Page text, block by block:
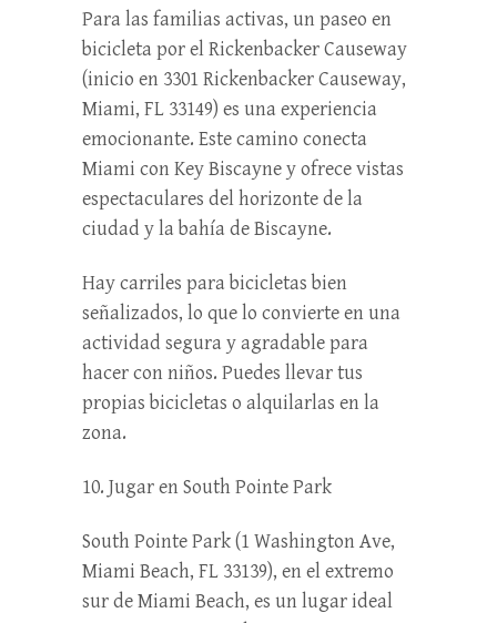
Para las familias activas, un paseo en
bicicleta por el Rickenbacker Causeway
(inicio en 3301 Rickenbacker Causeway,
Miami, FL 33149) es una experiencia
emocionante. Este camino conecta
Miami con Key Biscayne y ofrece vistas
espectaculares del horizonte de la
ciudad y la bahía de Biscayne.
Hay carriles para bicicletas bien
señalizados, lo que lo convierte en una
actividad segura y agradable para
hacer con niños. Puedes llevar tus
propias bicicletas o alquilarlas en la
zona.
10. Jugar en South Pointe Park
South Pointe Park (1 Washington Ave,
Miami Beach, FL 33139), en el extremo
sur de Miami Beach, es un lugar ideal